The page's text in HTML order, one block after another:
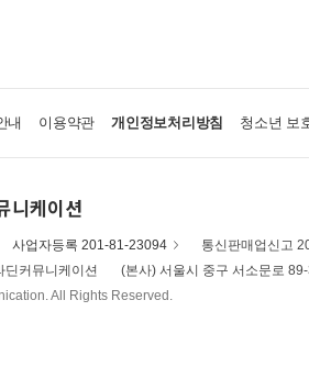
내 이용약관 개인정보처리방침 청소년 보
니케이션
사업자등록 201-81-23094 통신판매업신고
딘커뮤니케이션
(본사) 서울시 중구 서소문로 89-
All Rights Reserved.